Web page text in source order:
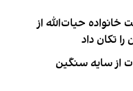
حیات‌الله از
تکان داد
از سایه سنگین